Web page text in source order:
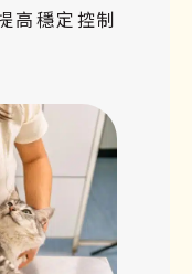
高穩定控制